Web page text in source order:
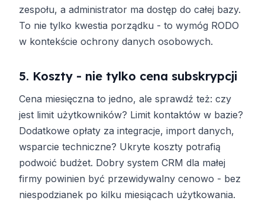
zespołu, a administrator ma dostęp do całej bazy.
To nie tylko kwestia porządku - to wymóg RODO
w kontekście ochrony danych osobowych.
5. Koszty - nie tylko cena subskrypcji
Cena miesięczna to jedno, ale sprawdź też: czy
jest limit użytkowników? Limit kontaktów w bazie?
Dodatkowe opłaty za integracje, import danych,
wsparcie techniczne? Ukryte koszty potrafią
podwoić budżet. Dobry system CRM dla małej
firmy powinien być przewidywalny cenowo - bez
niespodzianek po kilku miesiącach użytkowania.